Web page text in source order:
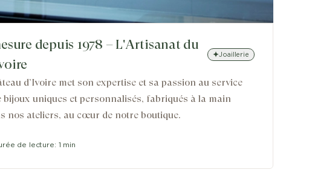
depuis 1978 – L'Artisanat du
Joaillerie
d’Ivoire met son expertise et sa passion au service
bijoux uniques et personnalisés, fabriqués à la main
nos ateliers, au cœur de notre boutique.
de lecture: 1 min